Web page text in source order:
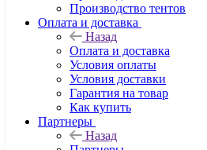
Производство тентов
Оплата и доставка
Назад
Оплата и доставка
Условия оплаты
Условия доставки
Гарантия на товар
Как купить
Партнеры
Назад